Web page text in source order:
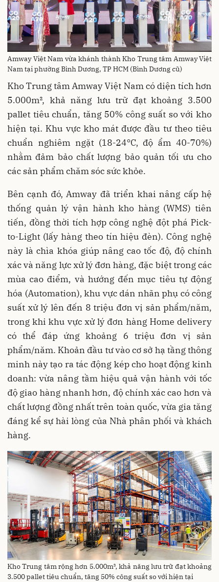
Amway Việt Nam vừa khánh thành Kho Trung tâm Amway Việt
Nam tại phường Bình Dương, TP HCM (Bình Dương cũ)
Kho Trung tâm Amway Việt Nam có diện tích hơn
5.000m², khả năng lưu trữ đạt khoảng 3.500
pallet tiêu chuẩn, tăng 50% công suất so với kho
hiện tại. Khu vực kho mát được đầu tư theo tiêu
chuẩn nghiêm ngặt (18-24°C, độ ẩm 40-70%)
nhằm đảm bảo chất lượng bảo quản tối ưu cho
các sản phẩm chăm sóc sức khỏe.
Bên cạnh đó, Amway đã triển khai nâng cấp hệ
thống quản lý vận hành kho hàng (WMS) tiên
tiến, đồng thời tích hợp công nghệ đột phá Pick-
to-Light (lấy hàng theo tín hiệu đèn). Công nghệ
này là chìa khóa giúp nâng cao tốc độ, độ chính
xác và năng lực xử lý đơn hàng, đặc biệt trong các
mùa cao điểm, và hướng đến mục tiêu tự động
hóa (Automation), khu vực dán nhãn phụ có công
suất xử lý lên đến 8 triệu đơn vị sản phẩm/năm,
trong khi khu vực xử lý đơn hàng Home delivery
có thể đáp ứng khoảng 6 triệu đơn vị sản
phẩm/năm. Khoản đầu tư vào cơ sở hạ tầng thông
minh này tạo ra tác động kép cho hoạt động kinh
doanh: vừa nâng tầm hiệu quả vận hành với tốc
độ giao hàng nhanh hơn, độ chính xác cao hơn và
chất lượng đồng nhất trên toàn quốc, vừa gia tăng
đáng kể sự hài lòng của Nhà phân phối và khách
hàng.
Kho Trung tâm rộng hơn 5.000m², khả năng lưu trữ đạt khoảng
3.500 pallet tiêu chuẩn, tăng 50% công suất so với hiện tại